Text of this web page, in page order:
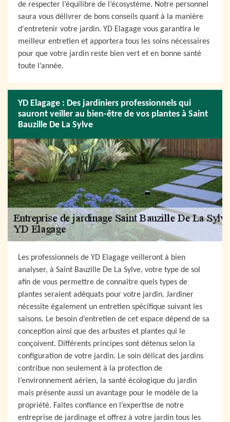
de respecter l’équilibre de l‘écosystème. Notre personnel
saura vous délivrer de bons conseils quant à la manière
d'entretenir votre jardin. YD Elagage vous garantira le
meilleur entretien et apportera tous les soins nécessaires
pour que votre jardin reste bien vert et en bonne santé
toute l’année.
YD Elagage : Des jardiniers professionnels qui
sauront veiller au bien-être de vos plantes à Saint
Bauzille De La Sylve
Les professionnels de YD Elagage veilleront à bien
analyser, à Saint Bauzille De La Sylve, votre type de sol
afin de vous permettre de connaitre quels types de
plantes seraient adéquats pour votre jardin. Jardiner
nécessite également un entretien spécifique suivant les
saisons. Le besoin d’entretien de cet espace dépend de sa
conception ainsi que des arbustes et plantes qui le
conçoivent. Différents principes sont détenus selon la
configuration de votre jardin. Le soin délicat des jardins
contribue non seulement à la protection de
l’environnement aérien, la santé écologique du jardin
mais présente aussi un avantage pour le modèle de la
propriété. Faites confiance en l’expertise de notre
entreprise de jardinage et offrez à votre jardin tous les